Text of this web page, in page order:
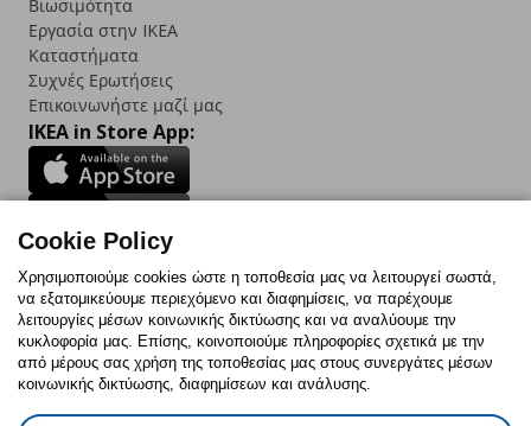
Βιωσιμότητα
Εργασία στην IKEA
Καταστήματα
Συχνές Ερωτήσεις
Επικοινωνήστε μαζί μας
IKEA in Store App:
Follow us:
FacebookInstagram
TikTokYoutubePinterestTwitter
Cookie Policy
Χρησιμοποιούμε cookies ώστε η τοποθεσία μας να λειτουργεί σωστά,
να εξατομικεύουμε περιεχόμενο και διαφημίσεις, να παρέχουμε
λειτουργίες μέσων κοινωνικής δικτύωσης και να αναλύουμε την
κυκλοφορία μας. Επίσης, κοινοποιούμε πληροφορίες σχετικά με την
από μέρους σας χρήση της τοποθεσίας μας στους συνεργάτες μέσων
κοινωνικής δικτύωσης, διαφημίσεων και ανάλυσης.